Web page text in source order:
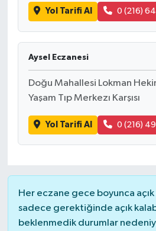
Yol Tarifi Al 0 (216)
Aysel Eczanesi
Doğu Mahallesi Lokman
Yaşam Tıp Merkezı Karşısı
Yol Tarifi Al 0 (216)
Her eczane gece boyunca açık
sadece gerektiğinde açık
beklenmedik durumlar